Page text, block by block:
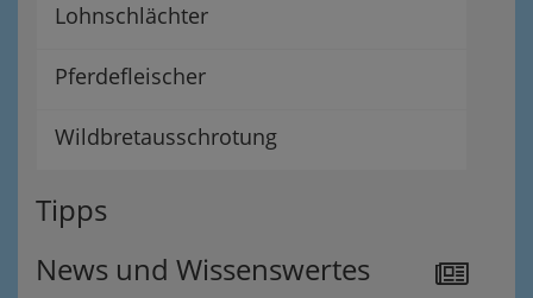
Lohnschlächter
Pferdefleischer
Wildbretausschrotung
Tipps
News und Wissenswertes